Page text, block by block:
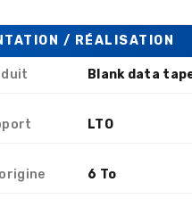
/ RÉALISATION
Blank data
LTO
6 To